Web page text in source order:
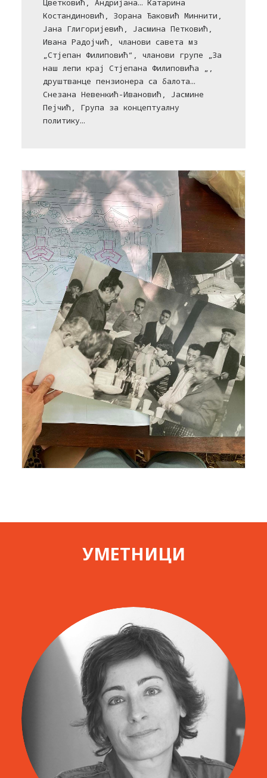
Цветковић, Андријана… Катарина
Костандиновић, Зорана Ђаковић Миннити,
Јана Глигоријевић, Јасмина Петковић,
Ивана Радојчић, чланови савета мз
„Стјепан Филиповић“, чланови групе „За
наш лепи крај Стјепана Филиповића „,
друштванце пензионера са балота…
Снезана Невенкић-Ивановић, Јасмине
Пејчић, Група за концептуалну
политику…
УМЕТНИЦИ